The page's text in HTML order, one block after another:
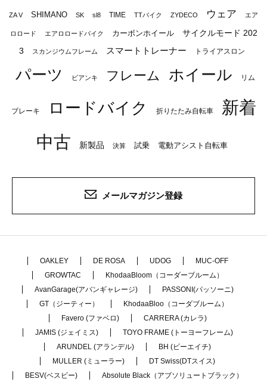
ZA V SHIMANO SK sl8 TIME TTバイク ZYDECO ウェア エア
ロロード エアロロードバイク カーボンホイール
サイクルモード 202
3
スカンジウムフレーム スマートトレーナー トライアスロン
パーツ ビアンキ フレーム ホイール リム
ブレーキ ロードバイク 折りたたみ自転車
新着
中古
新製品 決算 試乗 電動アシスト自転車
メールマガジン登録
OAKLEY DE ROSA UDOG
MUC-OFF
GROWTAC
KhodaaBloom（コーダーブルーム）
AvanGarage(アバンギャレージ)
PASSONI(パッソーニ)
GT（ジーティー）
KhodaaBloo（コーダブルーム）
Favero (ファベロ)
CARRERA (カレラ)
JAMIS (ジェイミス)
TOYO FRAME (トーヨーフレーム)
ARUNDEL (アランデル)
BH (ビーエイチ)
MULLER (ミューラー)
DT Swiss(DTスイス)
BESV(ベスビー)
Absolute Black（アブソリュートブラック）